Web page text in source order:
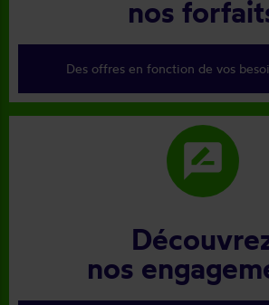
nos
Des offres en fonction de vos
rate_review
nos